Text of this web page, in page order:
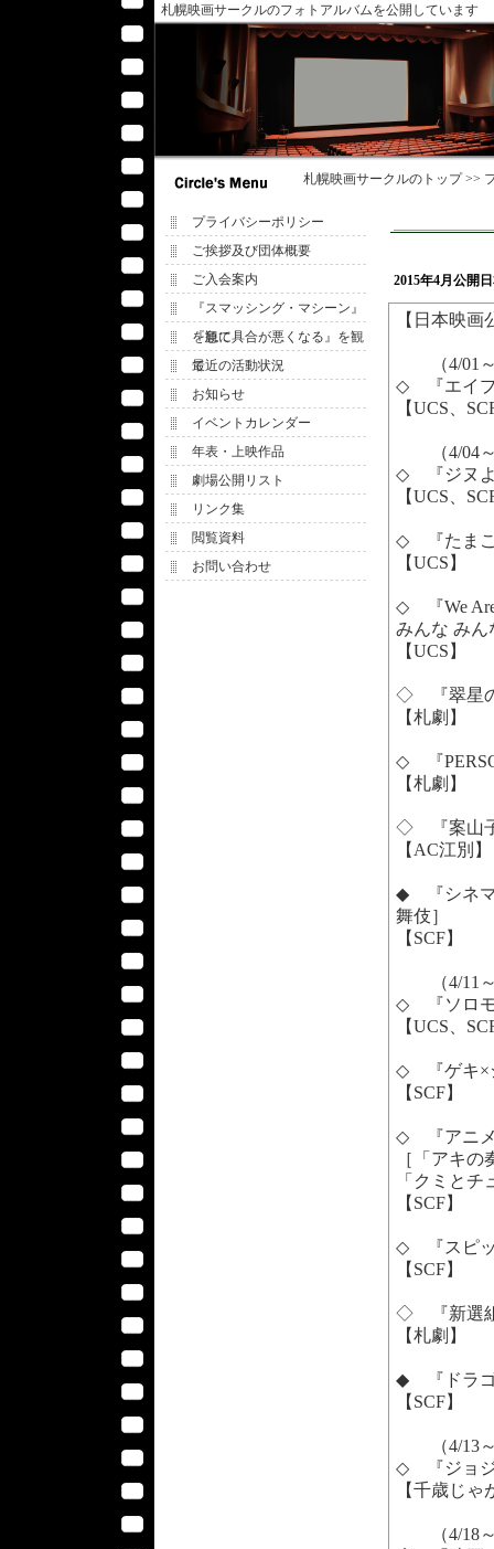
札幌映画サークルのフォトアルバムを公開しています
札幌映画サークルのトップ >>
2015年4月公開
【日本映
（4/01
◇ 『エイプ
【UCS、
（4/04
◇ 『ジヌ
【UCS、
◇ 『たまこ
【UCS】
◇ 『We Are
みんな みん
【UCS】
◇ 『翠星
【札劇】
◇ 『
【札劇】
◇ 『案山
【AC江別】
◆ 『シネ
舞伎］
【SCF】
（4/11
◇ 『ソロ
【UCS、
◇ 『ゲキ×
【SCF】
◇ 『アニメ
［「アキ
「クミと
【SCF】
◇ 『スピ
【SCF】
◇ 『新選組
【札劇】
◆ 『ドラゴ
【SCF】
（4/13
◇ 『ジョジ
【千歳じゃ
（4/18
プライバシーポリシー
ご挨拶及び団体概要
ご入会案内
『スマッシング・マシーン』
を観て
『急に具合が悪くなる』を観
て
最近の活動状況
お知らせ
イベントカレンダー
年表・上映作品
劇場公開リスト
リンク集
閲覧資料
お問い合わせ